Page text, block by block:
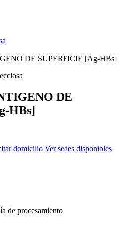
DE SUPERFICIE [Ag-HBs]
DE
HBs]
domicilio Ver sedes disponibles
de procesamiento